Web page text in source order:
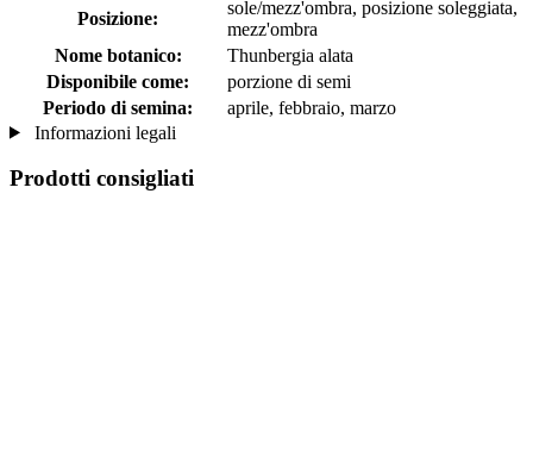
Posizione:
sole/mezz'ombra, posizione soleggiata,
mezz'ombra
Nome botanico:
Thunbergia alata
Disponibile come:
porzione di semi
Periodo di semina:
aprile, febbraio, marzo
Informazioni legali
Prodotti consigliati